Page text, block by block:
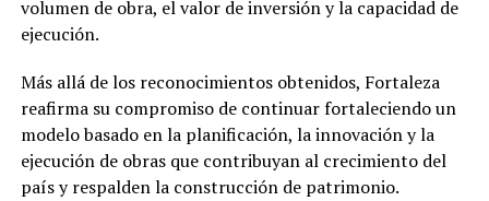
volumen de obra, el valor de inversión y la capacidad de
ejecución.
Más allá de los reconocimientos obtenidos, Fortaleza
reafirma su compromiso de continuar fortaleciendo un
modelo basado en la planificación, la innovación y la
ejecución de obras que contribuyan al crecimiento del
país y respalden la construcción de patrimonio.